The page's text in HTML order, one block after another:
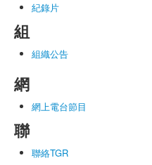
紀錄片
組
組織公告
網
網上電台節目
聯
聯絡TGR